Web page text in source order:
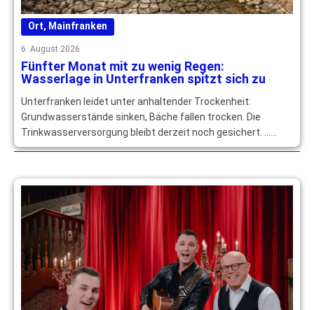
Ort, Mainfranken
6. August 2026
Fünfter Monat mit zu wenig Regen:
Wasserlage in Unterfranken spitzt sich zu
Unterfranken leidet unter anhaltender Trockenheit:
Grundwasserstände sinken, Bäche fallen trocken. Die
Trinkwasserversorgung bleibt derzeit noch gesichert. …
mehr